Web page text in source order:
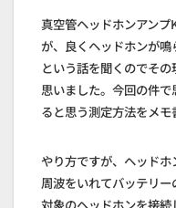
真空管ヘッドホンアン
が、良くヘッドホンが
という話を聞くのでそ
思いました。今回の件
ると思う測定方法をメモ
やり方ですが、ヘッド
周波をいれてバッテリ